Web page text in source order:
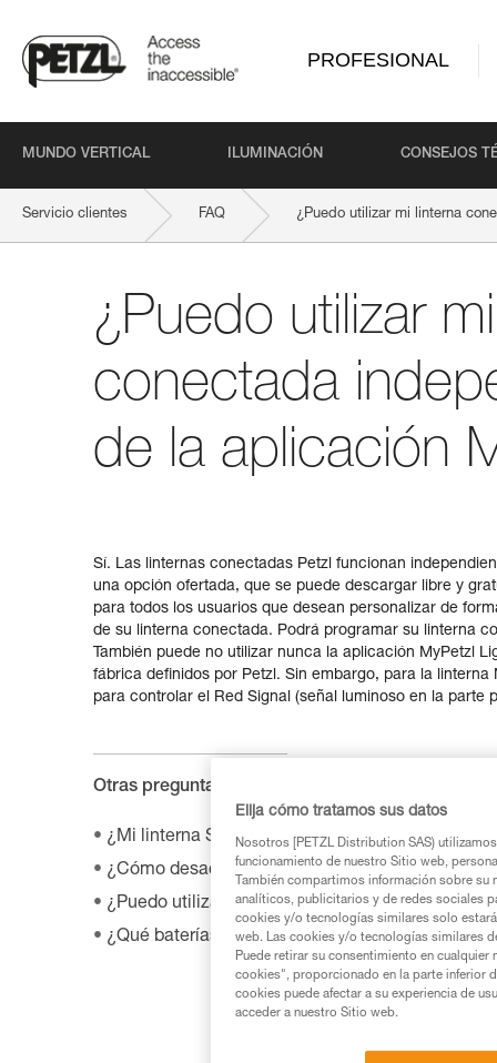
PROFESIONAL
MUNDO VERTICAL ILUMINACIÓN CONSEJOS
Servicio clientes FAQ ¿Puedo utilizar mi linterna
¿Puedo utilizar
conectada
de la aplicación
Sí. Las linternas conectadas Petzl funcionan
una opción ofertada, que se puede descargar libre y
para todos los usuarios que desean personalizar de
de su linterna conectada. Podrá programar su linterna
También puede no utilizar nunca la aplicación MyPetzl
fábrica definidos por Petzl. Sin embargo, para la
para controlar el Red Signal (señal luminoso en la parte
Otras preguntas de las FAQ :
¿Mi linterna SWIFT RL es compatible con el
¿Cómo desactivar el BOOST en mi linterna
¿Puedo utilizar mi linterna cuando voy en
¿Qué baterías son compatibles con mi linterna
Elija cómo tratamos sus datos
Nosotros [PETZL Distribution SAS)
funcionamiento de nuestro Sitio web,
También compartimos información sobre
analíticos, publicitarios y de redes sociales
cookies y/o tecnologías similares solo
web. Las cookies y/o tecnologías similares
Puede retirar su consentimiento en
cookies", proporcionado en la parte inferior
cookies puede afectar a su experiencia de
acceder a nuestro Sitio web.